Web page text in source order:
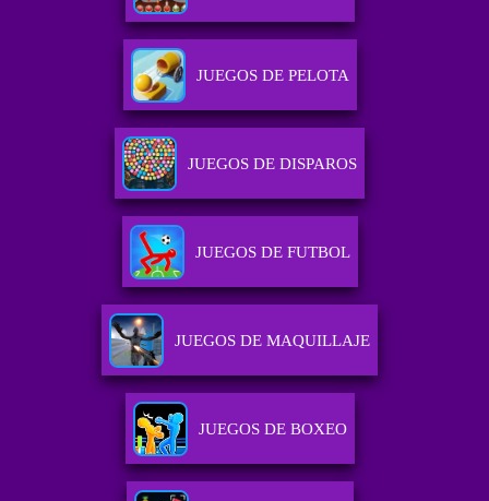
JUEGOS DE PELOTA
JUEGOS DE DISPAROS
JUEGOS DE FUTBOL
JUEGOS DE MAQUILLAJE
JUEGOS DE BOXEO